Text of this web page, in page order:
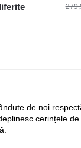
de noi
cerințele de